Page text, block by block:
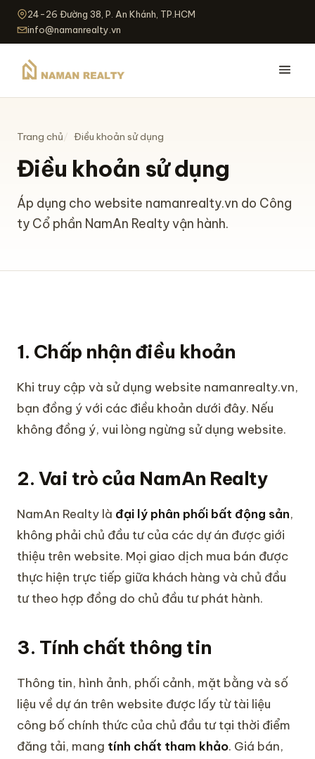
24-26 Đường 38, P. An Khánh, TP.HCM
info@namanrealty.vn
Trang chủ Điều khoản sử dụng
Điều khoản sử dụng
Áp dụng cho website namanrealty.vn do Công
ty Cổ phần NamAn Realty vận hành.
1. Chấp nhận điều khoản
Khi truy cập và sử dụng website namanrealty.vn,
bạn đồng ý với các điều khoản dưới đây. Nếu
không đồng ý, vui lòng ngừng sử dụng website.
2. Vai trò của NamAn Realty
NamAn Realty là đại lý phân phối bất động sản,
không phải chủ đầu tư của các dự án được giới
thiệu trên website. Mọi giao dịch mua bán được
thực hiện trực tiếp giữa khách hàng và chủ đầu
tư theo hợp đồng do chủ đầu tư phát hành.
3. Tính chất thông tin
Thông tin, hình ảnh, phối cảnh, mặt bằng và số
liệu về dự án trên website được lấy từ tài liệu
công bố chính thức của chủ đầu tư tại thời điểm
đăng tải, mang tính chất tham khảo. Giá bán,